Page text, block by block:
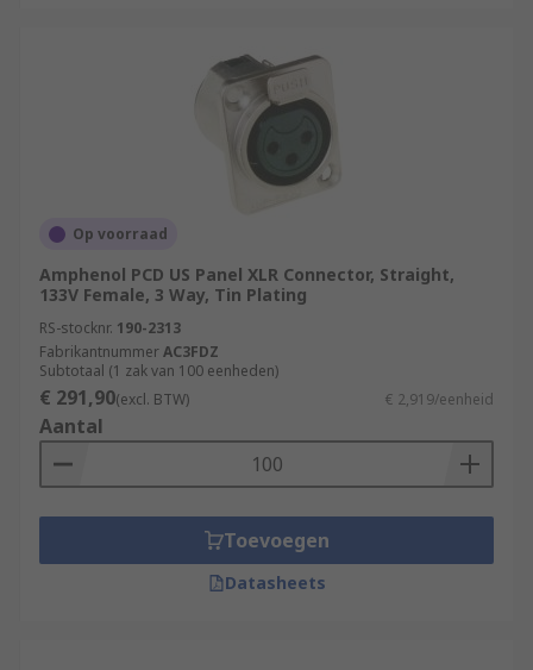
Op voorraad
Amphenol PCD US Panel XLR Connector, Straight,
133V Female, 3 Way, Tin Plating
RS-stocknr. 190-2313
FabrikantnummerAC3FDZ
Subtotaal (1 zak van 100 eenheden)
€ 291,90(excl. BTW) € 2,919/eenheid
Aantal
Toevoegen
Datasheets